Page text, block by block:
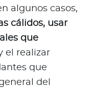
algunos casos,
cálidos, usar
que
el realizar
que
del